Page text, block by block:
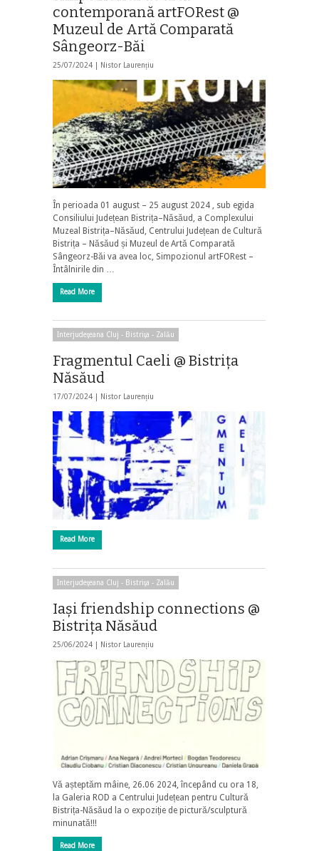
contemporană artFORest @
Muzeul de Artă Comparată
Sângeorz-Băi
25/07/2024 | Nistor Laurențiu
În perioada 01 august – 25 august 2024 , sub egida
Consiliului Județean Bistrița–Năsăud, a Complexului
Muzeal Bistrița–Năsăud, Centrului Județean de Cultură
Bistrița – Năsăud și Muzeul de Artă Comparată
Sângeorz-Băi va avea loc, Simpozionul artFORest –
Întâlnirile din …
Read More
Interjudeţeana Cluj - Bistriţa - Zalău
Fragmentul Caeli @ Bistriţa
Năsăud
17/07/2024 | Nistor Laurențiu
Read More
Interjudeţeana Cluj - Bistriţa - Zalău
Iaşi friendship connections @
Bistriţa Năsăud
25/06/2024 | Nistor Laurențiu
Vă așteptăm mâine, 26.06 2024, începând cu ora 18,
la Galeria ROD a Centrului Județean pentru Cultură
Bistrița-Năsăud la o expoziție de pictură/sculptură
minunată!!!
Read More